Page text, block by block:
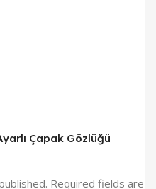
Çapak Gözlüğü
Required fields are